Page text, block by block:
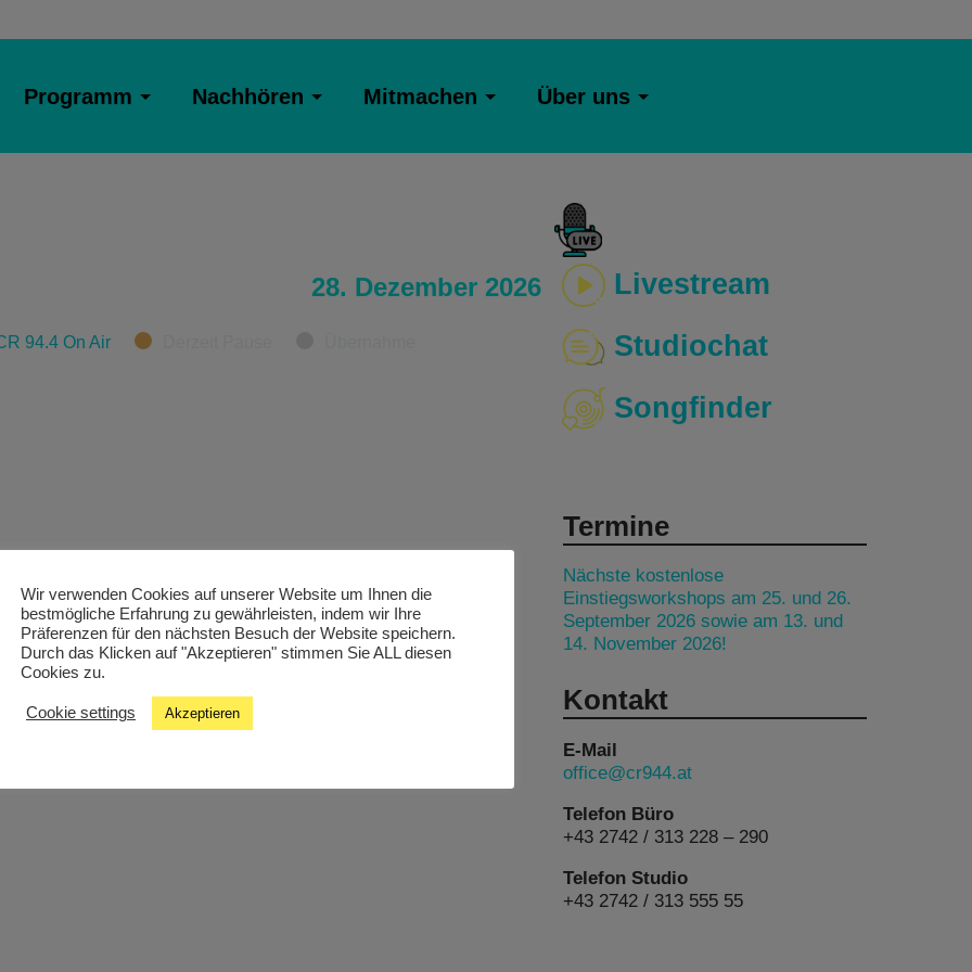
Programm Nachhören Mitmachen Über uns
28. Dezember 2026
94.4 On Air
Livestream
Studiochat
Songfinder
Termine
Nächste kostenlose
Einstiegsworkshops am 25. und 26.
September 2026 sowie am 13. und
14. November 2026!
Kontakt
E-Mail
office@cr944.at
Telefon Büro
+43 2742 / 313 228 – 290
Telefon Studio
+43 2742 / 313 555 55
Wir verwenden Cookies auf unserer Website um Ihnen die
bestmögliche Erfahrung zu gewährleisten, indem wir Ihre
Präferenzen für den nächsten Besuch der Website speichern.
Durch das Klicken auf "Akzeptieren" stimmen Sie ALL diesen
Cookies zu.
Cookie settings Akzeptieren